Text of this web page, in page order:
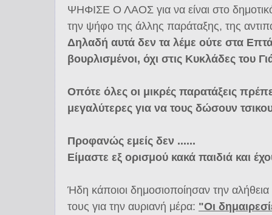
ΨΗΦΙΣΕ Ο ΛΑΟΣ για να είναι στο
την ψήφο της άλλης παράταξης, της
Δηλαδή αυτά δεν τα λέμε ούτε στα
βουρλισμένοι, όχι στις Κυκλάδες του
Οπότε όλες οι μικρές παρατάξεις
μεγαλύτερες για να τους δώσουν
Προφανώς εμείς δεν ......
Είμαστε εξ ορισμού κακά παιδιά και
Ήδη κάποιοι δημοσιοποίησαν την αλήθεια
τους για την αυριανή μέρα: "Οι